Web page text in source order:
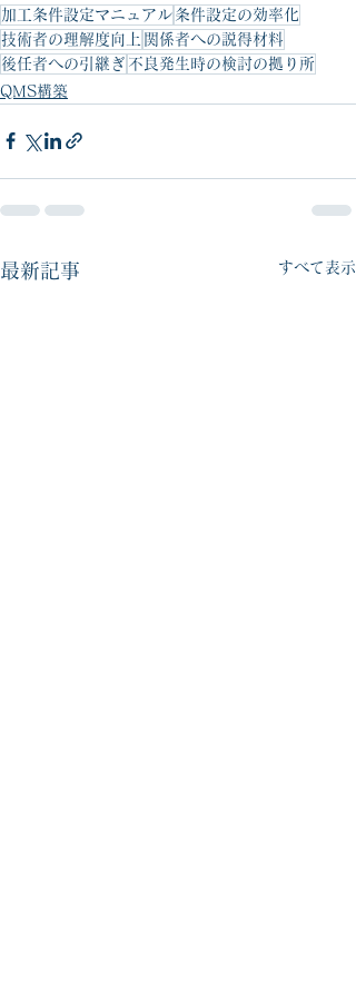
加工条件設定マニュアル 条件設定の効率化
技術者の理解度向上 関係者への説得材料
後任者への引継ぎ 不良発生時の検討の拠り所
QMS構築
最新記事 すべて表示